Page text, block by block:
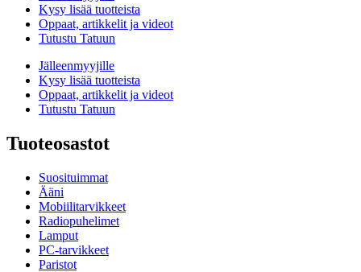
Kysy lisää tuotteista
Oppaat, artikkelit ja videot
Tutustu Tatuun
Jälleenmyyjille
Kysy lisää tuotteista
Oppaat, artikkelit ja videot
Tutustu Tatuun
Tuoteosastot
Suosituimmat
Ääni
Mobiilitarvikkeet
Radiopuhelimet
Lamput
PC-tarvikkeet
Paristot